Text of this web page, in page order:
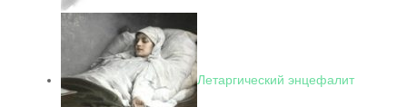
Летаргический энцефалит